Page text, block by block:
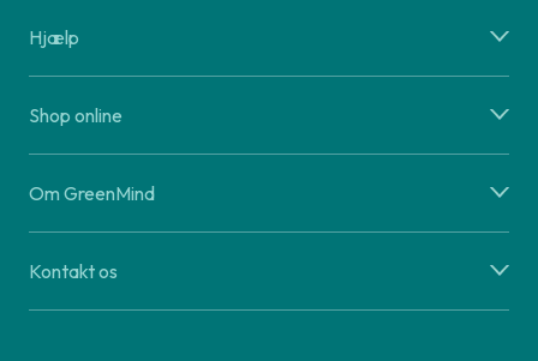
Hjælp
Shop online
Om GreenMind
Kontakt os